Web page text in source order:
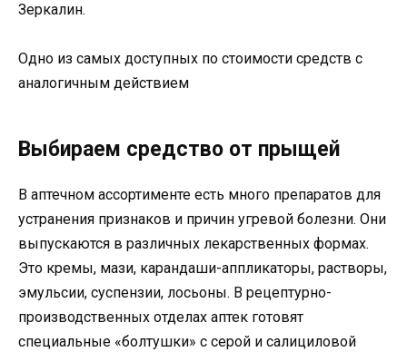
Зеркалин.
Одно из самых доступных по стоимости средств с
аналогичным действием
Выбираем средство от прыщей
В аптечном ассортименте есть много препаратов для
устранения признаков и причин угревой болезни. Они
выпускаются в различных лекарственных формах.
Это кремы, мази, карандаши-аппликаторы, растворы,
эмульсии, суспензии, лосьоны. В рецептурно-
производственных отделах аптек готовят
специальные «болтушки» с серой и салициловой